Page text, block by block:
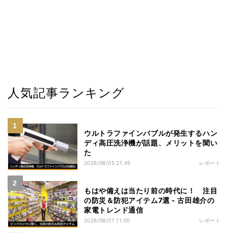
人気記事ランキング
ウルトラファインバブルが発生するハン
ディ高圧洗浄機が話題、メリットを聞い
た
2026/08/05 21:45 レポート
もはや備えは当たり前の時代に！ 注目
の防災＆防犯アイテム7選 - 古田雄介の
家電トレンド通信
2026/08/07 11:00 レポート